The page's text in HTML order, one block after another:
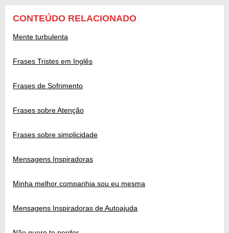
CONTEÚDO RELACIONADO
Mente turbulenta
Frases Tristes em Inglês
Frases de Sofrimento
Frases sobre Atenção
Frases sobre simplicidade
Mensagens Inspiradoras
Minha melhor companhia sou eu mesma
Mensagens Inspiradoras de Autoajuda